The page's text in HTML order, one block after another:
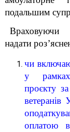
подальшим
надати
чи
у рамках
проєкту
оплатою